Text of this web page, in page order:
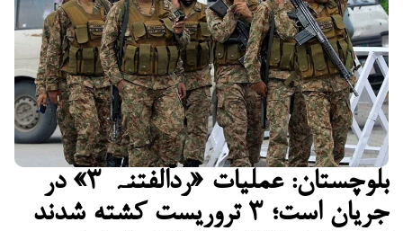
بلوچستان: عملیات «ردّالفتنہ ۳» در
جریان است؛ ۳ تروریست کشته شدند